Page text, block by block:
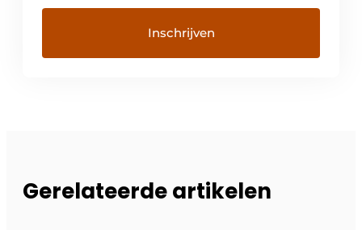
Gerelateerde artikelen